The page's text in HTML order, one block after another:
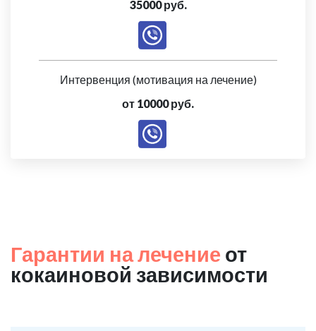
35000 руб.
Интервенция (мотивация на лечение)
от 10000 руб.
Гарантии на лечение от
кокаиновой зависимости